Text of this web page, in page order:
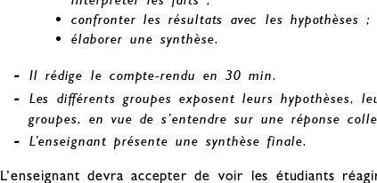
confronter les résultats avec les hypothèses ;
élaborer une synthèse.
Il rédige le compte-rendu en 30 min.
Les différents groupes exposent leurs hypothèses,
groupes, en vue de s’entendre sur une réponse
L’enseignant présente une synthèse finale.
L’enseignant devra accepter de voir les étudiants